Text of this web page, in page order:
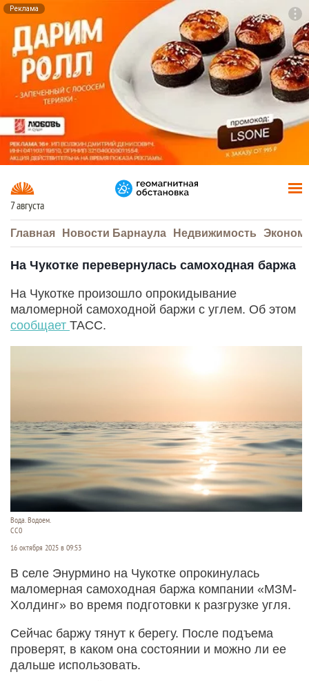
Реклама
7 августа
Главная Новости Барнаула Недвижимость
На Чукотке перевернулась самоходная баржа
На Чукотке произошло опрокидывание
маломерной самоходной баржи с углем. Об этом
сообщает ТАСС.
Вода. Водоем.
СС0
16 октября 2025 в 09:53
В селе Энурмино на Чукотке опрокинулась
маломерная самоходная баржа компании «МЗМ-
Холдинг» во время подготовки к разгрузке угля.
Сейчас баржу тянут к берегу. После подъема
проверят, в каком она состоянии и можно ли ее
дальше использовать.